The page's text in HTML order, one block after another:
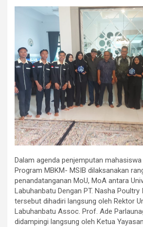
Dalam agenda penjemputan
Program MBKM- MSIB dilaksanakan
penandatanganan MoU, MoA antara
Labuhanbatu Dengan PT. Nasha Poultry
tersebut dihadiri langsung oleh Rektor
Labuhanbatu Assoc. Prof. Ade
didampingi langsung oleh Ketua